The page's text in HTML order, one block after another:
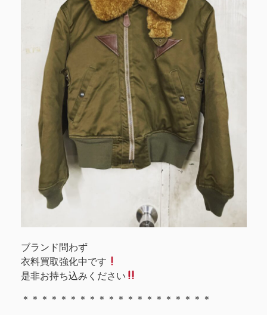
ブランド問わず
衣料買取強化中です
是非お持ち込みください
＊＊＊＊＊＊＊＊＊＊＊＊＊＊＊＊＊＊＊＊